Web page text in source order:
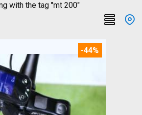
with the tag "mt 200"
-44%